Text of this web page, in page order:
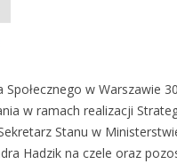
Społecznego w Warszawie
w ramach realizacji
Stanu w
Hadzik na czele oraz